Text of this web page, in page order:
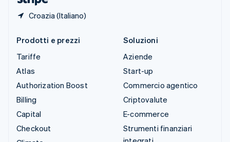
Croazia (Italiano)
Prodotti e prezzi
Tariffe
Atlas
Authorization Boost
Billing
Capital
Checkout
Soluzioni
Aziende
Start-up
Commercio agentico
Criptovalute
E-commerce
Strumenti finanziari